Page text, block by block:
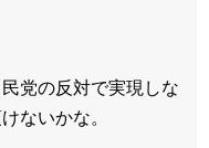
党の反対で実現しな
ないかな。